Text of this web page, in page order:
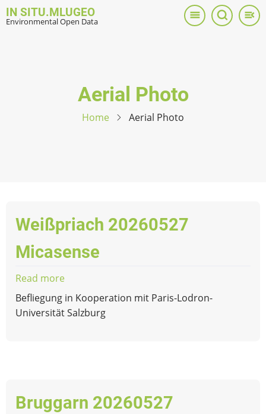
Skip
to
IN SITU.MLUGEO
Environmental Open Data
Aerial Photo
Home Aerial Photo
Weißpriach 20260527
Micasense
Read more
Weißpriach
20260527
Micasense
Befliegung in Kooperation mit Paris-Lodron-
Universität Salzburg
Bruggarn 20260527